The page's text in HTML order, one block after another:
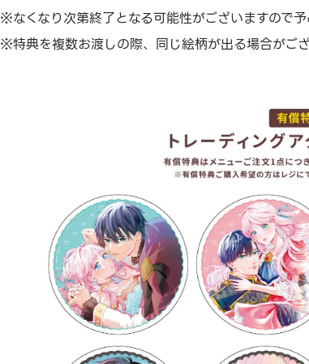
※なくなり次第終了となる可能性がございますので予
※特典を複数お渡しの際、同じ絵柄が出る場合がご